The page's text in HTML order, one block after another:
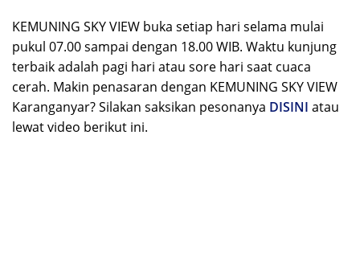
KEMUNING SKY VIEW buka setiap hari selama mulai
pukul 07.00 sampai dengan 18.00 WIB. Waktu kunjung
terbaik adalah pagi hari atau sore hari saat cuaca
cerah. Makin penasaran dengan KEMUNING SKY VIEW
Karanganyar? Silakan saksikan pesonanya DISINI atau
lewat video berikut ini.